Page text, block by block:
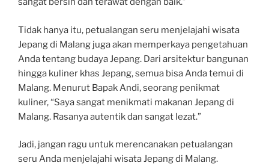
Tidak hanya itu, petualangan seru menjelajahi wisata
Jepang di Malang juga akan memperkaya pengetahuan
Anda tentang budaya Jepang. Dari arsitektur bangunan
hingga kuliner khas Jepang, semua bisa Anda temui di
Malang. Menurut Bapak Andi, seorang penikmat
kuliner, “Saya sangat menikmati makanan Jepang di
Malang. Rasanya autentik dan sangat lezat.”
Jadi, jangan ragu untuk merencanakan petualangan
seru Anda menjelajahi wisata Jepang di Malang.